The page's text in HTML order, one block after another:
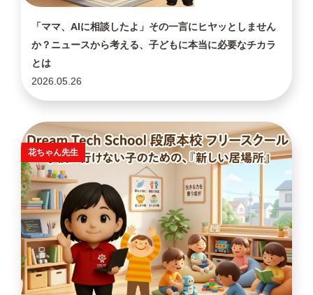
「ママ、AIに相談したよ」その一言にヒヤッとしません
か？ニュースから考える、子どもに本当に必要なチカラ
とは
2026.05.26
花ちゃん先生